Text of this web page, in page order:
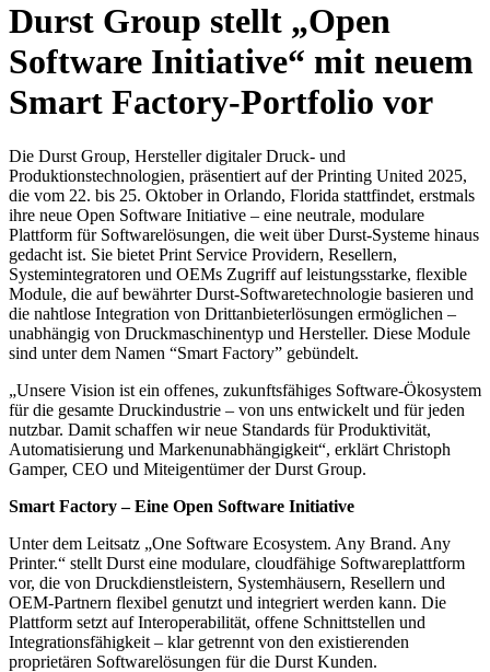
Durst Group stellt „Open
Software Initiative“ mit neuem
Smart Factory-Portfolio vor
Die Durst Group, Hersteller digitaler Druck- und
Produktionstechnologien, präsentiert auf der Printing United 2025,
die vom 22. bis 25. Oktober in Orlando, Florida stattfindet, erstmals
ihre neue Open Software Initiative – eine neutrale, modulare
Plattform für Softwarelösungen, die weit über Durst-Systeme hinaus
gedacht ist. Sie bietet Print Service Providern, Resellern,
Systemintegratoren und OEMs Zugriff auf leistungsstarke, flexible
Module, die auf bewährter Durst-Softwaretechnologie basieren und
die nahtlose Integration von Drittanbieterlösungen ermöglichen –
unabhängig von Druckmaschinentyp und Hersteller. Diese Module
sind unter dem Namen “Smart Factory” gebündelt.
„Unsere Vision ist ein offenes, zukunftsfähiges Software-Ökosystem
für die gesamte Druckindustrie – von uns entwickelt und für jeden
nutzbar. Damit schaffen wir neue Standards für Produktivität,
Automatisierung und Markenunabhängigkeit“, erklärt Christoph
Gamper, CEO und Miteigentümer der Durst Group.
Smart Factory – Eine Open Software Initiative
Unter dem Leitsatz „One Software Ecosystem. Any Brand. Any
Printer.“ stellt Durst eine modulare, cloudfähige Softwareplattform
vor, die von Druckdienstleistern, Systemhäusern, Resellern und
OEM-Partnern flexibel genutzt und integriert werden kann. Die
Plattform setzt auf Interoperabilität, offene Schnittstellen und
Integrationsfähigkeit – klar getrennt von den existierenden
proprietären Softwarelösungen für die Durst Kunden.